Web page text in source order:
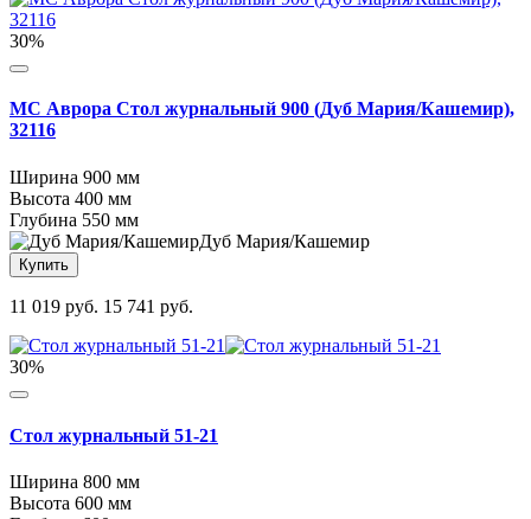
30%
МС Аврора Стол журнальный 900 (Дуб Мария/Кашемир),
32116
Ширина 900 мм
Высота 400 мм
Глубина 550 мм
Дуб Мария/Кашемир
Купить
11 019 руб. 15 741 руб.
30%
Стол журнальный 51-21
Ширина 800 мм
Высота 600 мм